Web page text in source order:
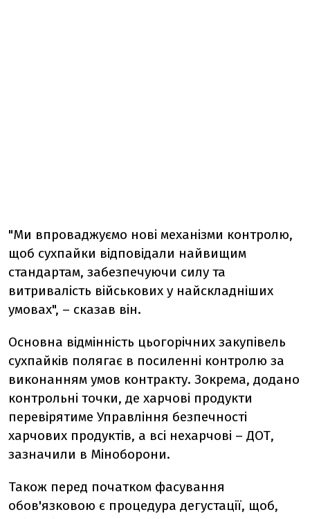
"Ми впроваджуємо нові механізми контролю,
щоб сухпайки відповідали найвищим
стандартам, забезпечуючи силу та
витривалість військових у найскладніших
умовах", – сказав він.
Основна відмінність цьогорічних закупівель
сухпайків полягає в посиленні контролю за
виконанням умов контракту. Зокрема, додано
контрольні точки, де харчові продукти
перевірятиме Управління безпечності
харчових продуктів, а всі нехарчові – ДОТ,
зазначили в Міноборони.
Також перед початком фасування
обов'язковою є процедура дегустації, щоб,